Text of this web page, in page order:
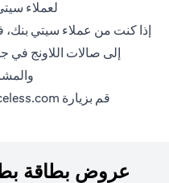
لعملاء
إذا كنت من عملاء سيتي بنك،
إلى صالات اللاونج
قم بزيارة
عروض بطاقة